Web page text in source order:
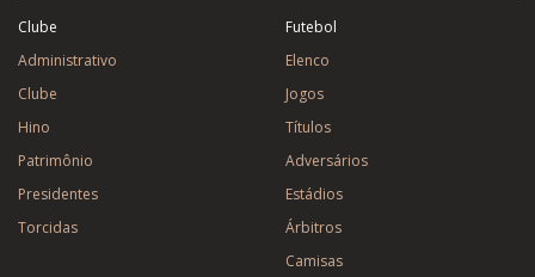
Clube
Administrativo
Clube
Hino
Patrimônio
Presidentes
Torcidas
Futebol
Elenco
Jogos
Títulos
Adversários
Estádios
Árbitros
Camisas